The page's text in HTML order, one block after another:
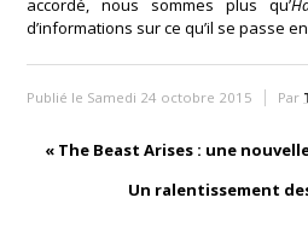
accordé, nous sommes plus qu’
d’informations sur ce qu’il se passe
Publié le Samedi 24 octobre 2015 Par
« The Beast Arises : une
Un ralentissement